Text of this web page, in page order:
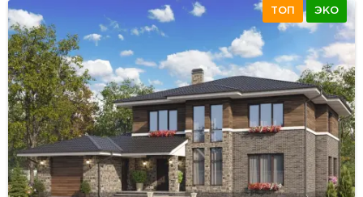
ТОП ЭКО